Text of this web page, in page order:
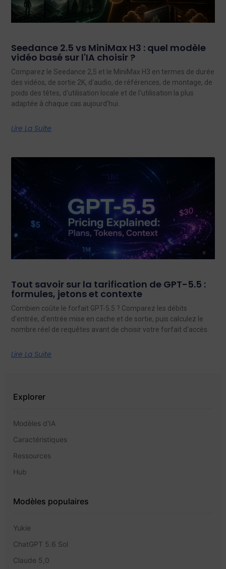
Seedance 2.5 vs MiniMax H3 : quel modèle
vidéo basé sur l'IA choisir ?
Comparez le Seedance 2,5 et le MiniMax H3 en termes de durée
des vidéos, de sortie 2K, d'audio, de références, de montage, de
poids des têtes, d'utilisation locale et de l'utilisation la plus
adaptée à chaque cas aujourd'hui.
Lire La Suite
Tout savoir sur la tarification de GPT-5.5 :
formules, jetons et contexte
Combien coûte le forfait GPT-5.5 ? Comparez les débits
d'entrée, d'entrée mise en cache et de sortie, puis calculez le
nombre réel de requêtes avant de choisir votre forfait d'accès.
Lire La Suite
Explorer
Modèles d'IA
Caractéristiques
Ressources
Hub
Modèles populaires
Yukie
ChatGPT 5.6 Sol
Claude 5,0